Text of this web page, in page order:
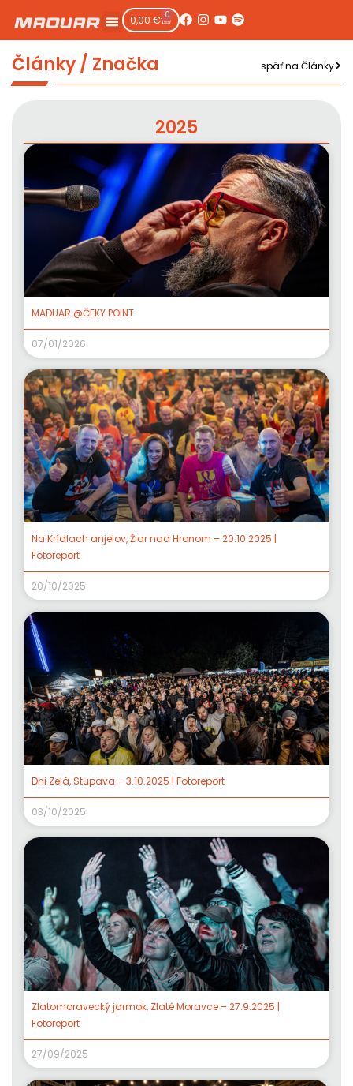
0,00 € 0
Články / Značka späť na Články
2025
MADUAR @ČEKY POINT
07/01/2026
Na Krídlach anjelov, Žiar nad Hronom – 20.10.2025 |
Fotoreport
20/10/2025
Dni Zelá, Stupava – 3.10.2025 | Fotoreport
03/10/2025
Zlatomoravecký jarmok, Zlaté Moravce – 27.9.2025 |
Fotoreport
27/09/2025